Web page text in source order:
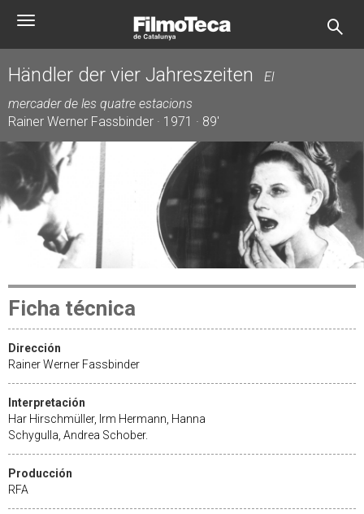
Toggle
Händler der vier Jahreszeiten
El
mercader de les quatre estacions
Rainer Werner Fassbinder · 1971 · 89'
Ficha técnica
Dirección
Rainer Werner Fassbinder
Interpretación
Har Hirschmüller, Irm Hermann, Hanna
Schygulla, Andrea Schober.
Producción
RFA